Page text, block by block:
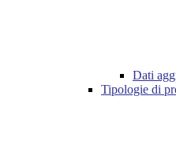
Dati
Tipologie di